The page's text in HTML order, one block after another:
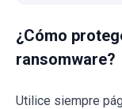
¿Cómo
ransomware?
Utilice siempre